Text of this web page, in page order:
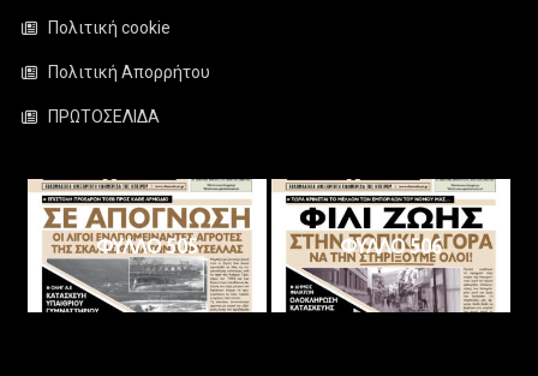
Πολιτική cookie
Πολιτική Απορρήτου
ΠΡΩΤΟΣΕΛΙΔΑ
ΦΥΛΛΟ 505 ΦΥΛΛΟ 506